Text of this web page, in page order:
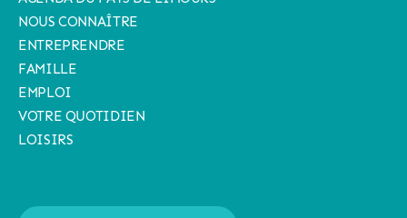
NOUS CONNAÎTRE
ENTREPRENDRE
FAMILLE
EMPLOI
VOTRE QUOTIDIEN
LOISIRS